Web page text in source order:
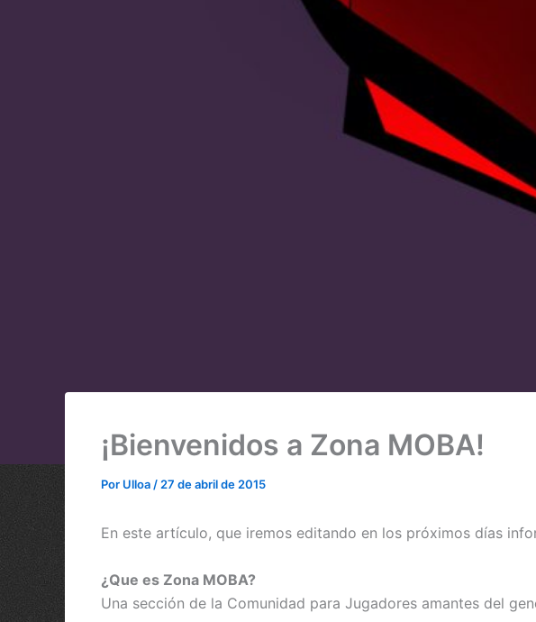
¡Bienvenidos a Zona MOBA!
Por Ulloa/27 de abril de 2015
En este artículo, que iremos editando en los próximos días
¿Que es Zona MOBA?
Una sección de la Comunidad para Jugadores amantes del